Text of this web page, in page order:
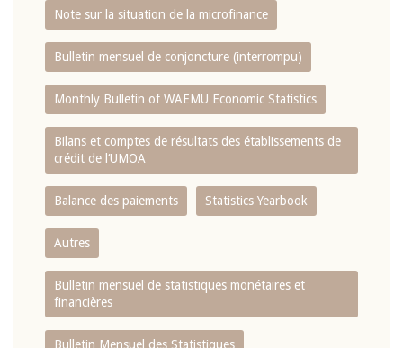
Note sur la situation de la microfinance
Bulletin mensuel de conjoncture (interrompu)
Monthly Bulletin of WAEMU Economic Statistics
Bilans et comptes de résultats des établissements de
crédit de l‘UMOA
Balance des paiements Statistics Yearbook
Autres
Bulletin mensuel de statistiques monétaires et
financières
Bulletin Mensuel des Statistiques